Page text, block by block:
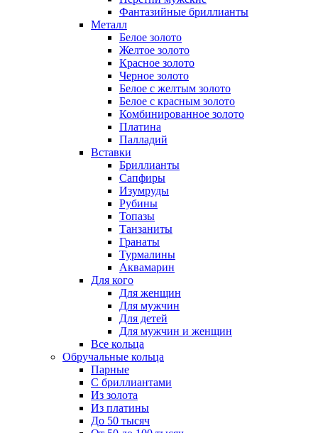
Фантазийные бриллианты
Металл
Белое золото
Желтое золото
Красное золото
Черное золото
Белое с желтым золото
Белое с красным золото
Комбинированное золото
Платина
Палладий
Вставки
Бриллианты
Сапфиры
Изумруды
Рубины
Топазы
Танзаниты
Гранаты
Турмалины
Аквамарин
Для кого
Для женщин
Для мужчин
Для детей
Для мужчин и женщин
Все кольца
Обручальные кольца
Парные
С бриллиантами
Из золота
Из платины
До 50 тысяч